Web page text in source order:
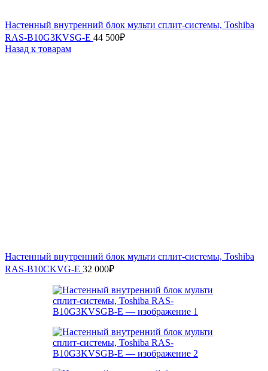
Настенный внутренний блок мульти сплит-системы, Toshiba
RAS-B10G3KVSG-E 44 500₽
Назад к товарам
Настенный внутренний блок мульти сплит-системы, Toshiba
RAS-B10CKVG-E 32 000₽